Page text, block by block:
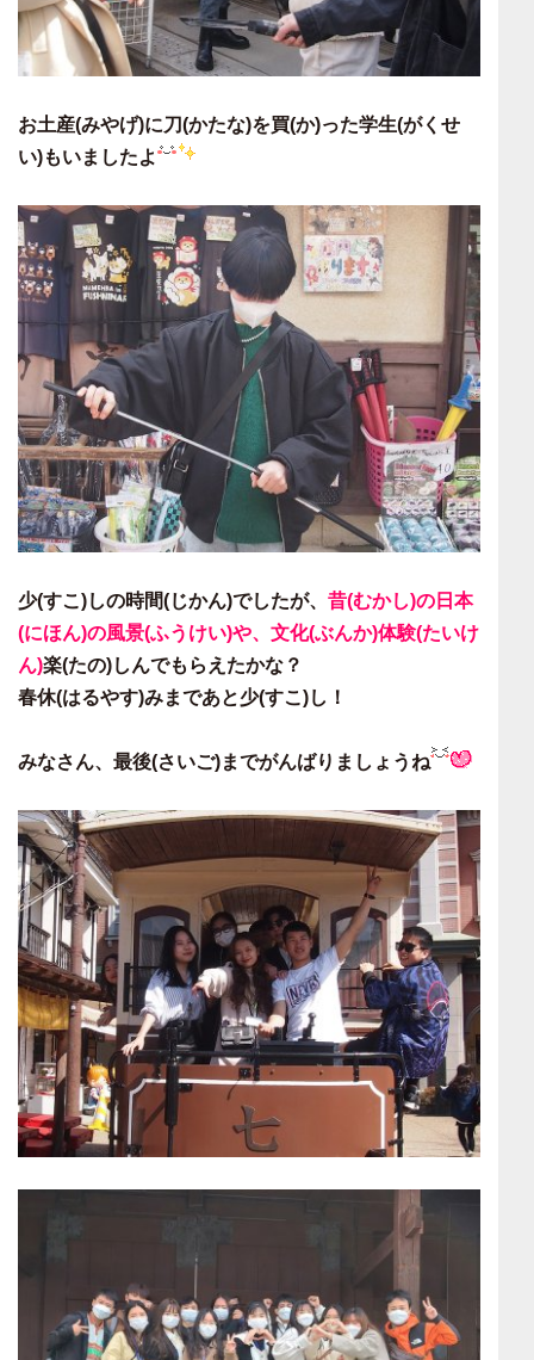
お土産(みやげ)に刀(かたな)を買(か)った学生(がくせ
い)もいましたよ
少(すこ)しの時間(じかん)でしたが、 昔(むかし)の日本
(にほん)の風景(ふうけい)や、文化(ぶんか)体験(たいけ
ん)楽(たの)しんでもらえたかな？
春休(はるやす)みまであと少(すこ)し！
みなさん、最後(さいご)までがんばりましょうね